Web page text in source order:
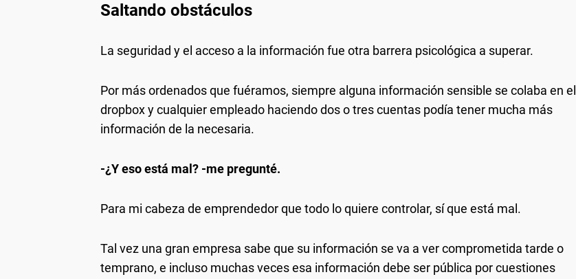
Saltando obstáculos
La seguridad y el acceso a la información fue otra barrera psicológica a superar.
Por más ordenados que fuéramos, siempre alguna información sensible se colaba en el
dropbox y cualquier empleado haciendo dos o tres cuentas podía tener mucha más
información de la necesaria.
-¿Y eso está mal? -me pregunté.
Para mi cabeza de emprendedor que todo lo quiere controlar, sí que está mal.
Tal vez una gran empresa sabe que su información se va a ver comprometida tarde o
temprano, e incluso muchas veces esa información debe ser pública por cuestiones